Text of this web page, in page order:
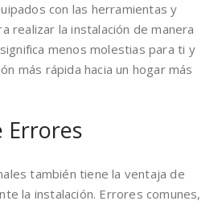
con las herramientas y
realizar la instalación de manera
menos molestias para ti y
más rápida hacia un hogar más
Errores
también tiene la ventaja de
la instalación. Errores comunes,